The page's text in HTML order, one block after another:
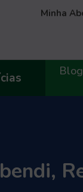
Minha
,